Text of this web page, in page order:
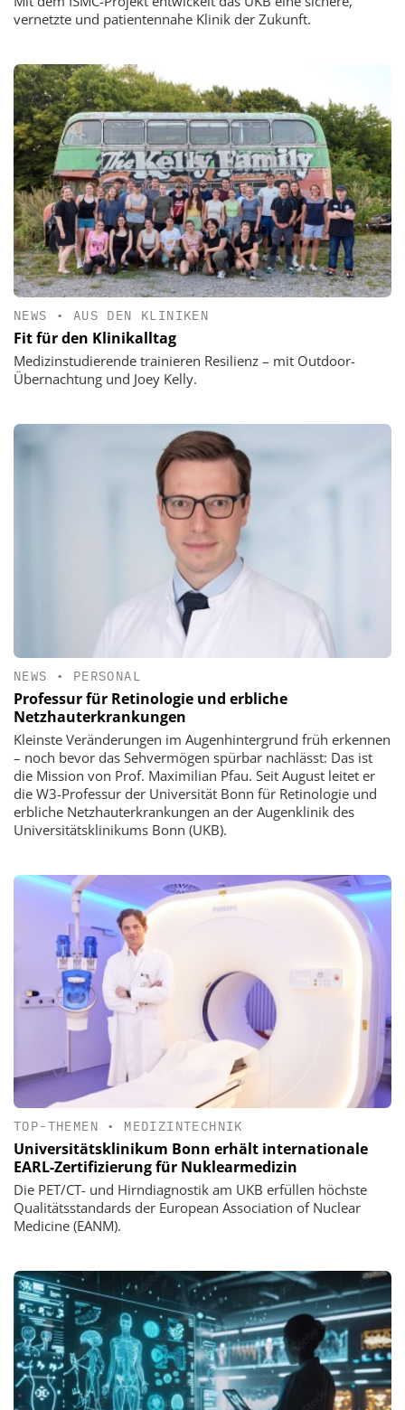
vernetzte und patientennahe Klinik der Zukunft.
NEWS • AUS DEN KLINIKEN
Fit für den Klinikalltag
Medizinstudierende trainieren Resilienz – mit Outdoor-
Übernachtung und Joey Kelly.
NEWS • PERSONAL
Professur für Retinologie und erbliche
Netzhauterkrankungen
Kleinste Veränderungen im Augenhintergrund früh erkennen
– noch bevor das Sehvermögen spürbar nachlässt: Das ist
die Mission von Prof. Maximilian Pfau. Seit August leitet er
die W3-Professur der Universität Bonn für Retinologie und
erbliche Netzhauterkrankungen an der Augenklinik des
Universitätsklinikums Bonn (UKB).
TOP-THEMEN • MEDIZINTECHNIK
Universitätsklinikum Bonn erhält internationale
EARL-Zertifizierung für Nuklearmedizin
Die PET/CT- und Hirndiagnostik am UKB erfüllen höchste
Qualitätsstandards der European Association of Nuclear
Medicine (EANM).